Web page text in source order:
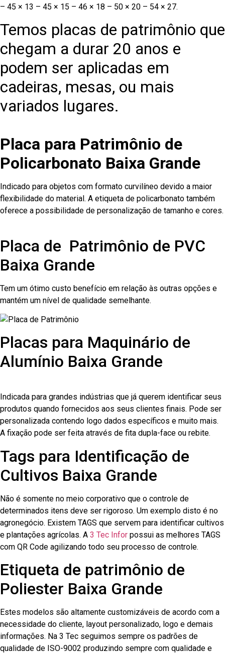
– 45 × 13 – 45 × 15 – 46 × 18 – 50 × 20 – 54 × 27.
Temos placas de patrimônio que
chegam a durar 20 anos e
podem ser aplicadas em
cadeiras, mesas, ou mais
variados lugares.
Placa para Patrimônio de
Policarbonato Baixa Grande
Indicado para objetos com formato curvilíneo devido a maior
flexibilidade do material. A etiqueta de policarbonato também
oferece a possibilidade de personalização de tamanho e cores.
Placa de Patrimônio de PVC
Baixa Grande
Tem um ótimo custo benefício em relação às outras opções e
mantém um nível de qualidade semelhante.
Placas para Maquinário de
Alumínio Baixa Grande
Indicada para grandes indústrias que já querem identificar seus
produtos quando fornecidos aos seus clientes finais. Pode ser
personalizada contendo logo dados específicos e muito mais.
A fixação pode ser feita através de fita dupla-face ou rebite.
Tags para Identificação de
Cultivos Baixa Grande
Não é somente no meio corporativo que o controle de
determinados itens deve ser rigoroso. Um exemplo disto é no
agronegócio. Existem TAGS que servem para identificar cultivos
e plantações agrícolas. A 3 Tec Infor possui as melhores TAGS
com QR Code agilizando todo seu processo de controle.
Etiqueta de patrimônio de
Poliester Baixa Grande
Estes modelos são altamente customizáveis de acordo com a
necessidade do cliente, layout personalizado, logo e demais
informações. Na 3 Tec seguimos sempre os padrões de
qualidade de ISO-9002 produzindo sempre com qualidade e